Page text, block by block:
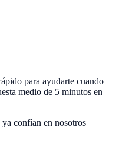
para ayudarte cuando
medio de 5 minutos en
ya confían en nosotros